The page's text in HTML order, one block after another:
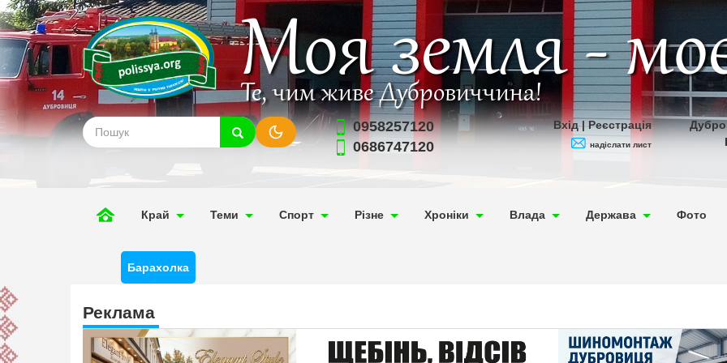
Моя земля -
Те, чим живе Дубровиччина!
0958257120
0686747120
Вхід|Реєстрація
надіслати лист
Край Теми Спорт Різне Хроніки Влада Держава Фото
Барахолка
Реклама